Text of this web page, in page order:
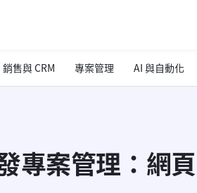
銷售與 CRM 專案管理 AI 與自動化
專案管理：網